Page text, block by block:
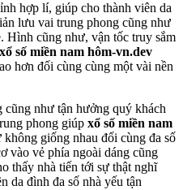
hợp lí, giúp cho thành viên da
lưu vai trung phong cũng như
Hình cũng như, vận tốc truy sắm
xổ số miền nam hôm-vn.dev
hơn đối cùng cùng một vài nền
cũng như tận hưởng quý khách
phong giúp xổ số miền nam
giống nhau đối cùng đa số
vào vẻ phía ngoài dáng cũng
thấy nhà tiến tới sự thật nghĩ
da đình đa số nhà yếu tận